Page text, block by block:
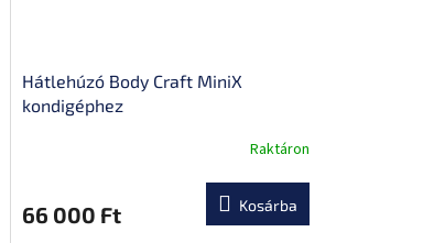
Hátlehúzó Body Craft MiniX
kondigéphez
Raktáron
66 000 Ft Kosárba